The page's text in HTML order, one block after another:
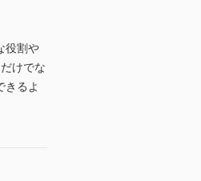
役割や
けでな
きるよ